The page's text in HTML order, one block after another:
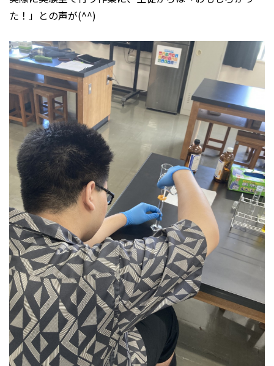
た！」との声が(^^)